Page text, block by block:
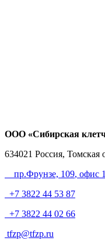
ООО «Сибирская
634021 Россия, Томская
пр.Фрунзе, 109, офис
+7 3822 44 53 87
+7 3822 44 02 66
tfzp@tfzp.ru